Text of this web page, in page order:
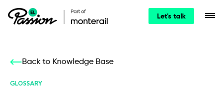
Let's talk
Back to Knowledge Base
GLOSSARY